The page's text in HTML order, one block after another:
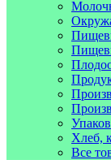
Хлеб,
Все